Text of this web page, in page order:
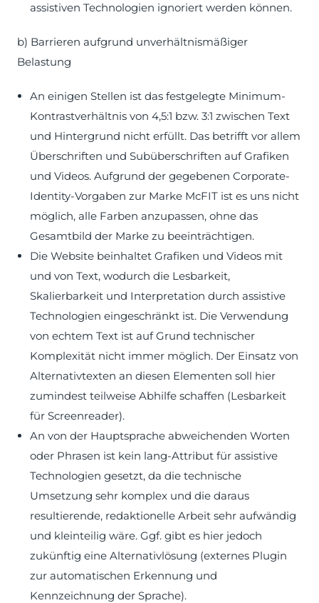
assistiven Technologien ignoriert werden können.
b) Barrieren aufgrund unverhältnismäßiger
Belastung
An einigen Stellen ist das festgelegte Minimum-
Kontrastverhältnis von 4,5:1 bzw. 3:1 zwischen Text
und Hintergrund nicht erfüllt. Das betrifft vor allem
Überschriften und Subüberschriften auf Grafiken
und Videos. Aufgrund der gegebenen Corporate-
Identity-Vorgaben zur Marke McFIT ist es uns nicht
möglich, alle Farben anzupassen, ohne das
Gesamtbild der Marke zu beeinträchtigen.
Die Website beinhaltet Grafiken und Videos mit
und von Text, wodurch die Lesbarkeit,
Skalierbarkeit und Interpretation durch assistive
Technologien eingeschränkt ist. Die Verwendung
von echtem Text ist auf Grund technischer
Komplexität nicht immer möglich. Der Einsatz von
Alternativtexten an diesen Elementen soll hier
zumindest teilweise Abhilfe schaffen (Lesbarkeit
für Screenreader).
An von der Hauptsprache abweichenden Worten
oder Phrasen ist kein lang-Attribut für assistive
Technologien gesetzt, da die technische
Umsetzung sehr komplex und die daraus
resultierende, redaktionelle Arbeit sehr aufwändig
und kleinteilig wäre. Ggf. gibt es hier jedoch
zukünftig eine Alternativlösung (externes Plugin
zur automatischen Erkennung und
Kennzeichnung der Sprache).